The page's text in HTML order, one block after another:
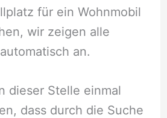
für ein Wohnmobil
wir zeigen alle
an.
dieser Stelle einmal
dass durch die Suche